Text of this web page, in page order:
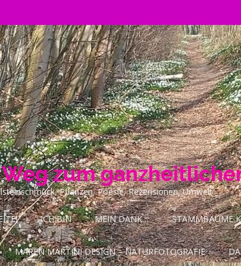
zum
Pflanzen, Poesie, Rezensionen, Umwelt
ICH BIN MEIN DANK… STAMMBÄUME
MAREN MARTINI DESIGN – NATURFOTOGRAFIE